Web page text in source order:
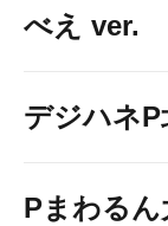
べえ ver.
デジハネ
Pまわる